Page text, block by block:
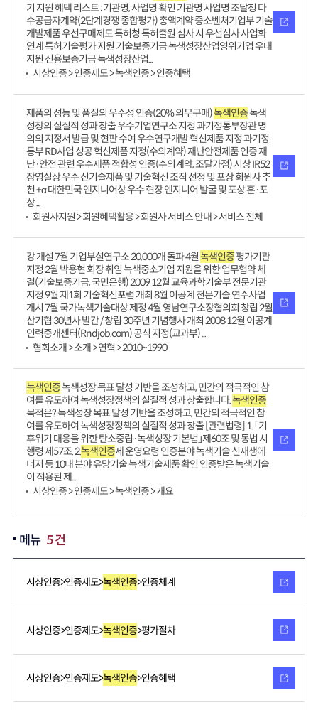
기 지원 헤택 리스트 : 기관명, 사업명 확인 기관명 사업명 조달청 다
수공급자계약(2단계경쟁 종합평가) 총액계약 중소벤처기업부 기술
개발제품 우선구매제도 특허청 특허출원 심사 시 우선심사 사업화
연계 특허기술평가 지원 기술보증기금 녹색성장산업영위기업 우대
지원 신용보증기금 녹색성장산업...
시상인증 > 인증제도 > 녹색인증 > 인증혜택
제품의 성능 및 품질의 우수성 인증(20% 의무구매)녹색인증녹색
성장의 실질적 성과 창출 우수기업연구소 지정 과기정통부장관 명
의의 지정서 발급 및 현판 수여 우수연구개발 혁신제품 지정 과기정
통부 RD사업 성공 혁신제품 지정(수의계약) 재난안전제품 인증 재
난·안전 관련 우수제품 적합성 인증(수의계약, 조달가점) 시상 IR52
장영실상 우수 신기술제품 및 기술혁신 조직 선정 및 포상 회원사 추
천 +α 대한민국 엔지니어상 우수 현장 엔지니어 발굴 및 포상 훈·포
상 ...
회원사지원 > 회원혜택활용 > 회원사 서비스 안내 > 서비스 전체
강 개설 7월 기업부설연구소 20,000개 돌파 4월녹색인증평가기관
지정 2월 박용현 회장 취임 녹색중소기업 지원을 위한 업무협약 체
결(기술보증기금, 국민은행) 2009 12월 교육과학기술부 전문기관
지정 9월 제1회 기술혁신포럼 개최 8월 이공계 전문기술 연수사업
개시 7월 국가녹색기술대상 제정 4월 영남연구소장협의회 창립 2월
산기협 30년사 발간 / 창립 30주년 기념행사 개최 2008 12월 이공계
인력중개센터(Rndjob.com) 공식 지정(교과부) ...
협회소개 > 소개 > 연혁 > 2010~1990
녹색인증녹색성장 목표 달성 기반을 조성하고, 민간의 적극적인 참
여를 유도하여 녹색성장정책의 실질적 성과 창출합니다.녹색인증
목적은? 녹색성장 목표 달성 기반을 조성하고, 민간의 적극적인 참
여를 유도하여 녹색성장정책의 실질적 성과 창출 [관련법령] 1. 「기
후위기 대응을 위한 탄소중립·녹색성장 기본법」제60조 및 동법 시
행령 제57조. 2.녹색인증제 운영요령 인증분야 녹색기술 신재생에
너지 등 10대 분야 유망기술 녹색기술제품 확인 인증받은 녹색기술
이 적용된 제...
시상인증 > 인증제도 > 녹색인증 > 개요
메뉴 5 건
시상인증>인증제도>녹색인증>인증체계
시상인증>인증제도>녹색인증>평가절차
시상인증>인증제도>녹색인증>인증혜택